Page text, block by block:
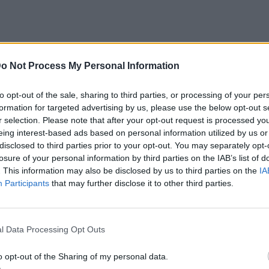
Not Process My Personal Information
opt-out of the sale, sharing to third parties, or processing of your
for targeted advertising by us, please use the below opt-out
selection. Please note that after your opt-out request is processed
interest-based ads based on personal information utilized by us
to third parties prior to your opt-out. You may separately
of your personal information by third parties on the IAB’s list of
This information may also be disclosed by us to third parties on the
Participants that may further disclose it to other third parties.
Data Processing Opt Outs
opt-out of the Sharing of my personal data.
στους φίλους της αλλά και να
της Σουηδίας έγραψε: "Χρόνια
Ρέβη: